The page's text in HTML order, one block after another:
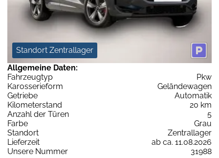
Standort Zentrallager
Allgemeine Daten:
Fahrzeugtyp
Pkw
Karosserieform
Geländewagen
Getriebe
Automatik
Kilometerstand
20 km
Anzahl der Türen
5
Farbe
Grau
Standort
Zentrallager
Lieferzeit
ab ca. 11.08.2026
Unsere Nummer
31988